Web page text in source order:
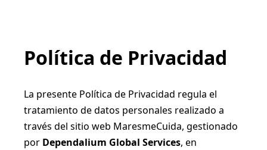
Política de Privacidad
La presente Política de Privacidad regula el
tratamiento de datos personales realizado a
través del sitio web MaresmeCuida, gestionado
por Dependalium Global Services, en